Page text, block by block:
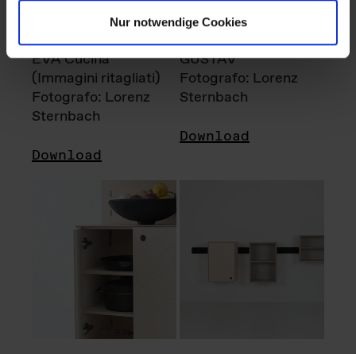
Nur notwendige Cookies
EVA Cucina
(Immagini ritagliati)
Fotografo: Lorenz
Sternbach
Download
GUSTAV
Fotografo: Lorenz
Sternbach
Download